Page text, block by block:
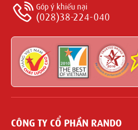
Góp ý khiếu nại
(028)38-224-040
CÔNG TY CỔ PHẦN RANDO